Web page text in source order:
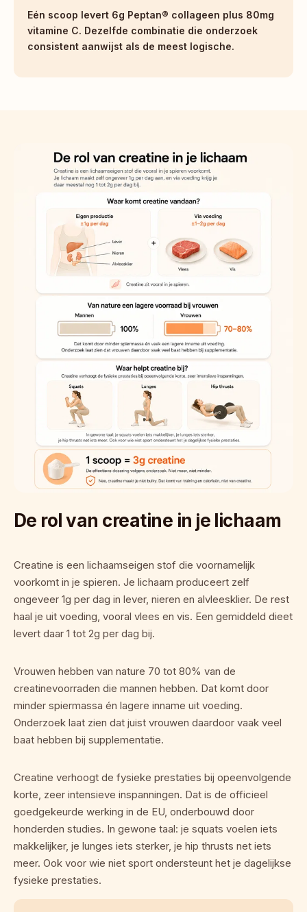
Eén scoop levert 6g Peptan® collageen plus 80mg
vitamine C. Dezelfde combinatie die onderzoek
consistent aanwijst als de meest logische.
De rol van creatine in je lichaam
Creatine is een lichaamseigen stof die voornamelijk
voorkomt in je spieren. Je lichaam produceert zelf
ongeveer 1g per dag in lever, nieren en alvleesklier. De rest
haal je uit voeding, vooral vlees en vis. Een gemiddeld dieet
levert daar 1 tot 2g per dag bij.
Vrouwen hebben van nature 70 tot 80% van de
creatinevoorraden die mannen hebben. Dat komt door
minder spiermassa én lagere inname uit voeding.
Onderzoek laat zien dat juist vrouwen daardoor vaak veel
baat hebben bij supplementatie.
Creatine verhoogt de fysieke prestaties bij opeenvolgende
korte, zeer intensieve inspanningen. Dat is de officieel
goedgekeurde werking in de EU, onderbouwd door
honderden studies. In gewone taal: je squats voelen iets
makkelijker, je lunges iets sterker, je hip thrusts net iets
meer. Ook voor wie niet sport ondersteunt het je dagelijkse
fysieke prestaties.